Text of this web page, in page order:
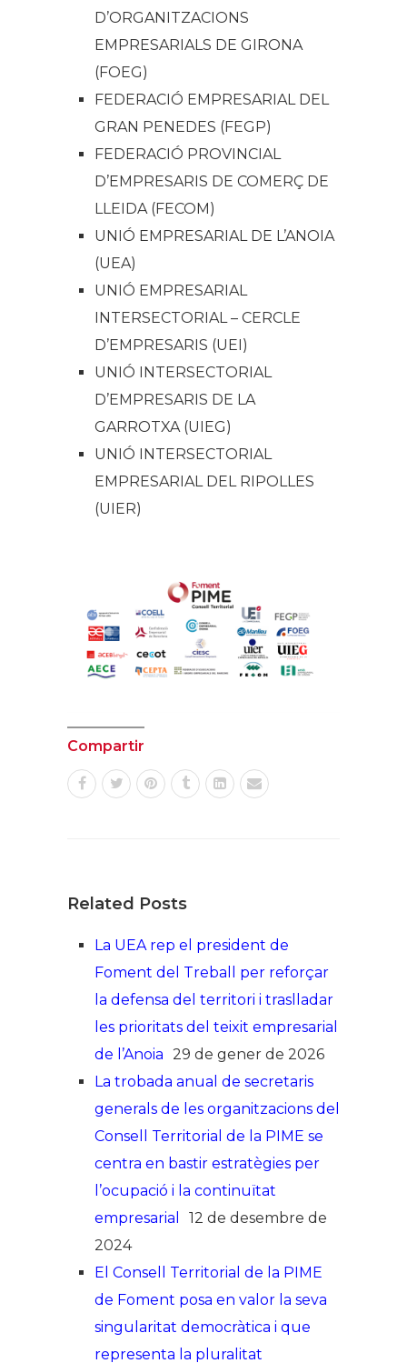
D’ORGANITZACIONS
EMPRESARIALS DE GIRONA
(FOEG)
FEDERACIÓ EMPRESARIAL DEL
GRAN PENEDES (FEGP)
FEDERACIÓ PROVINCIAL
D’EMPRESARIS DE COMERÇ DE
LLEIDA (FECOM)
UNIÓ EMPRESARIAL DE L’ANOIA
(UEA)
UNIÓ EMPRESARIAL
INTERSECTORIAL – CERCLE
D’EMPRESARIS (UEI)
UNIÓ INTERSECTORIAL
D’EMPRESARIS DE LA
GARROTXA (UIEG)
UNIÓ INTERSECTORIAL
EMPRESARIAL DEL RIPOLLES
(UIER)
Compartir
Related Posts
La UEA rep el president de
Foment del Treball per reforçar
la defensa del territori i traslladar
les prioritats del teixit empresarial
de l’Anoia 29 de gener de 2026
La trobada anual de secretaris
generals de les organitzacions del
Consell Territorial de la PIME se
centra en bastir estratègies per
l’ocupació i la continuïtat
empresarial
12 de desembre de
2024
El Consell Territorial de la PIME
de Foment posa en valor la seva
singularitat democràtica i que
representa la pluralitat